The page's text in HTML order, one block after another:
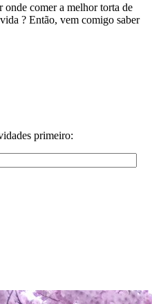
onde comer a melhor torta de
? Então, vem comigo saber
primeiro: